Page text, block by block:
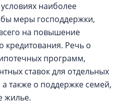
наиболее
меры господдержки,
на повышение
кредитования. Речь о
программ,
ставок для отдельных
а также о поддержке семей,
жилье.